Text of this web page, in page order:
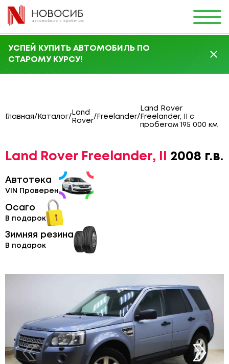
УСПЕЙ КУПИТЬ АВТОМОБИЛЬ ПО
СТАРОМУ КУРСУ!
Главная/ Каталог/
Land
Rover
/ Freelander/
Land Rover
Freelander, II с
пробегом 195 000 км
Land Rover Freelander, II 2008 г.в.
Автотека
VIN Проверен
Осаго
В подарок
Зимняя резина
В подарок